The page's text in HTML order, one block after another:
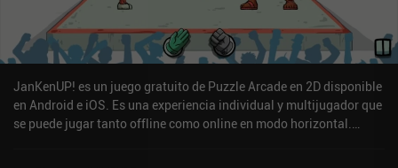
frustrante para algunos jugadores.Star Vikings Forever es un
juego premium de 4,99 $ sin anuncios ni iAP. A pesar de su
repetitividad y extraño humor, estoy seguro de que muchos
aficionados a los puzles lo disfrutarán.
JanKenUP! es un juego gratuito de Puzzle Arcade en 2D disponible
en Android e iOS. Es una experiencia individual y multijugador que
se puede jugar tanto offline como online en modo horizontal.